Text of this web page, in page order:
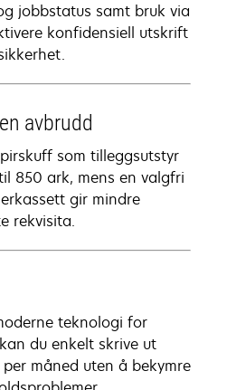
jobbstatus samt bruk via
konfidensiell utskrift
avbrudd
som tilleggsutstyr
850 ark, mens en valgfri
gir mindre
rekvisita.
teknologi for
du enkelt skrive ut
måned uten å bekymre